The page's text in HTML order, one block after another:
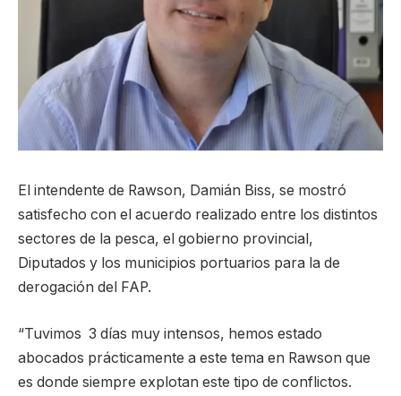
El intendente de Rawson, Damián Biss, se mostró
satisfecho con el acuerdo realizado entre los distintos
sectores de la pesca, el gobierno provincial,
Diputados y los municipios portuarios para la de
derogación del FAP.
“Tuvimos 3 días muy intensos, hemos estado
abocados prácticamente a este tema en Rawson que
es donde siempre explotan este tipo de conflictos.